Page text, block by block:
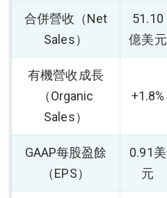
合併營收（Net
Sales）
51.10
億美元
有機營收成長
（Organic
Sales）
+1.8%
GAAP每股盈餘
（EPS）
0.91美
元